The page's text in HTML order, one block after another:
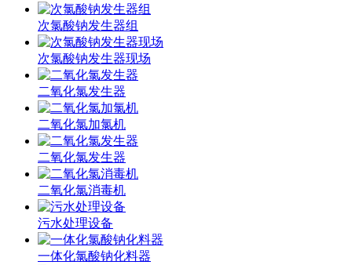
次氯酸钠发生器组
次氯酸钠发生器现场
二氧化氯发生器
二氧化氯加氯机
二氧化氯发生器
二氧化氯消毒机
污水处理设备
一体化氯酸钠化料器